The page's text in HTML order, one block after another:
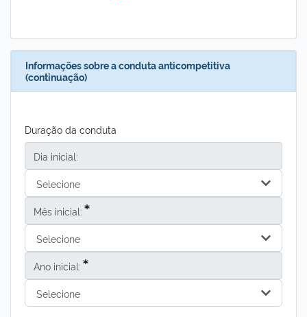
Informações sobre a conduta anticompetitiva
(continuação)
Duração da conduta
Dia inicial:
Selecione
Mês inicial:
Selecione
Ano inicial:
Selecione